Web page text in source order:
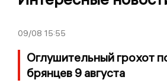
09/08 15:55
Оглушительный грохот
брянцев 9 августа